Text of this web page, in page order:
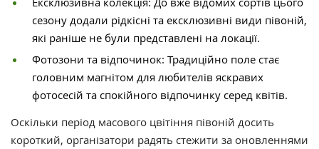
сезону додали рідкісні та ексклюзивні види півоній,
які раніше не були представлені на локації.
Фотозони та відпочинок: Традиційно поле стає
головним магнітом для любителів яскравих
фотосесій та спокійного відпочинку серед квітів.
Оскільки період масового цвітіння півоній досить
короткий, організатори радять стежити за оновленнями